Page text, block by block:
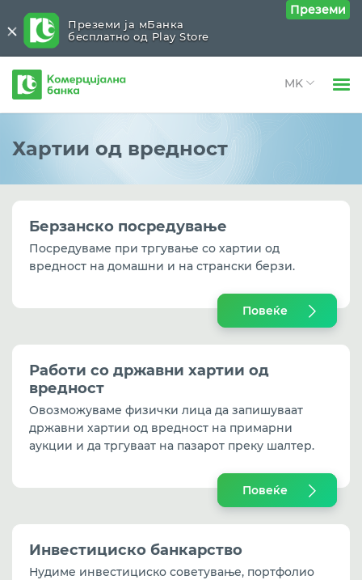
Open
За нас
Блог
Close submenu (Останато)
Нашата мрежа
Сефови
Продажба на златници
Осигурување
Стандардни табели со податоци за кредити и
депозити
Комерцијална
банка
Хартии од вредност
Берзанско посредување
Посредуваме при тргување со хартии од
вредност на домашни и на странски берзи.
Повеќе
Работи со државни хартии од
вредност
Oвозможуваме физички лица да запишуваат
државни хартии од вредност на примарни
аукции и да тргуваат на пазарот преку шалтер.
Повеќе
Инвестициско банкарство
Нудиме инвестициско советување, портфолио
Преземи ја мБанка
бесплатно од Play Store
Преземи